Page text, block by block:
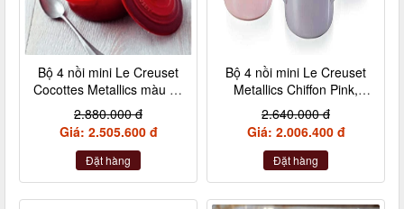
Bộ 4 nồi mini Le Creuset
Cocottes Metallics màu đỏ
cherry 10cm
2.880.000 đ
Giá: 2.505.600 đ
Đặt hàng
Bộ 4 nồi mini Le Creuset
Metallics Chiffon Pink,
Rosenquarz, Violett,
Nebelgrau (hồng đậm,
hồng nhạt, hồng tía, xám)
2.640.000 đ
Giá: 2.006.400 đ
Đặt hàng